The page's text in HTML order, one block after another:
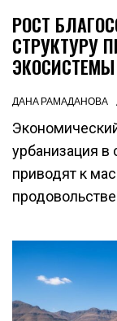
РОСТ
СТРУКТУРУ
ЭКОСИСТЕМЫ
ДАНА РАМАДАНОВА
урбанизация в
приводят к